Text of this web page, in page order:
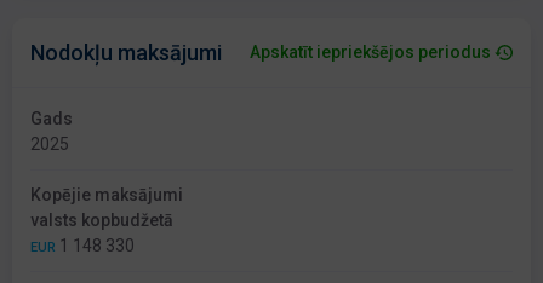
Nodokļu maksājumi Apskatīt iepriekšējos periodus
Gads
2025
Kopējie maksājumi
valsts kopbudžetā
EUR 1 148 330